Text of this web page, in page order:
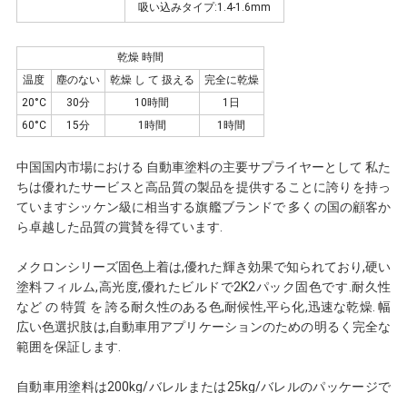
積
依
頼
地
図
プ
ラ
吸い込みタイプ:1.4-1.6mm
乾燥 時間
温度
塵のない 乾燥 し て 扱える
完全に乾燥
20°C
30分 10時間
1日
60°C
15分 1時間 1時間
中国国内市場における 自動車塗料の主要サプライヤーとして 私た
ちは優れたサービスと高品質の製品を提供することに誇りを持っ
ていますシッケン級に相当する旗艦ブランドで 多くの国の顧客か
ら卓越した品質の賞賛を得ています.
メクロンシリーズ固色上着は,優れた輝き効果で知られており,硬い
塗料フィルム,高光度,優れたビルドで2K2パック固色です.耐久性
など の 特質 を 誇る耐久性のある色,耐候性,平ら化,迅速な乾燥. 幅
広い色選択肢は,自動車用アプリケーションのための明るく完全な
範囲を保証します.
自動車用塗料は200kg/バレルまたは25kg/バレルのパッケージで